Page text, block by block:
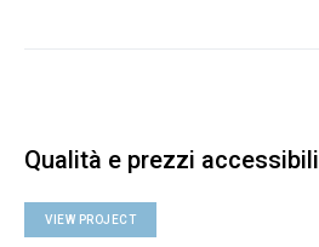
Qualità e prezzi accessibili
VIEW PROJECT